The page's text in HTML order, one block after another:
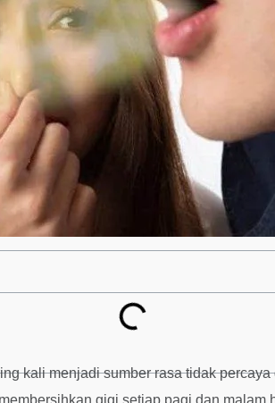
kali menjadi sumber rasa tidak
gigi setiap pagi dan malam